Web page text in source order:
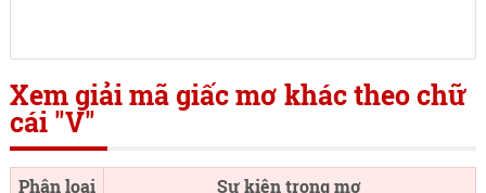
Xem giải mã giấc mơ khác theo chữ
cái "V"
Phân loại
Sự kiện trong mơ